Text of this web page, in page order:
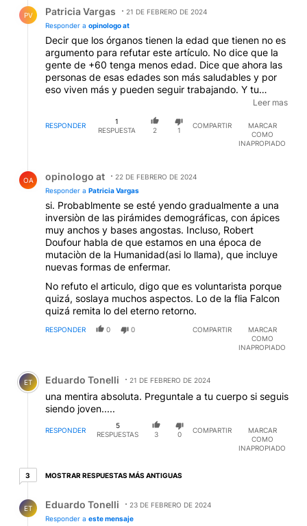
en inclusivo).
PV Patricia Vargas
21 DE FEBRERO DE 2024
Responder a opinologo at
Decir que los órganos tienen la edad que tienen no es
argumento para refutar este artículo. No dice que la
gente de +60 tenga menos edad. Dice que ahora las
personas de esas edades son más saludables y por
eso viven más y pueden seguir trabajando. Y tu
fuente de un programa de TV tampoco desdice el
artículo. Es importante que la cultura empresarial y
laboral ajuste sus políticas laborales a esta nueva
Leer mas
RESPONDER
1
RESPUESTA
2 1
COMPARTIR
MARCAR
COMO
INAPROPIADO
OA opinologo at
22 DE FEBRERO DE 2024
Responder a Patricia Vargas
si. Probablmente se esté yendo gradualmente a una
inversiòn de las pirámides demográficas, con ápices
muy anchos y bases angostas. Incluso, Robert
Doufour habla de que estamos en una época de
mutaciòn de la Humanidad(asi lo llama), que incluye
nuevas formas de enfermar.
No refuto el articulo, digo que es voluntarista porque
quizá, soslaya muchos aspectos. Lo de la flia Falcon
quizá remita lo del eterno retorno.
RESPONDER 0 0 COMPARTIR
MARCAR
COMO
INAPROPIADO
Comentario de Eduardo Tonelli.
ET Eduardo Tonelli 21 DE FEBRERO DE 2024
una mentira absoluta. Preguntale a tu cuerpo si seguis
siendo joven.....
RESPONDER
5
RESPUESTAS
3 0
COMPARTIR
MARCAR
COMO
INAPROPIADO
33 respuestas más antiguas
MOSTRAR RESPUESTAS MÁS ANTIGUAS
ET Eduardo Tonelli
23 DE FEBRERO DE 2024
Responder a este mensaje